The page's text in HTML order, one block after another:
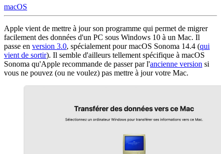
macOS
Apple vient de mettre à jour son programme qui permet de migrer
facilement des données d'un PC sous Windows 10 à un Mac. Il
passe en version 3.0, spécialement pour macOS Sonoma 14.4 (qui
vient de sortir). Il semble d'ailleurs tellement spécifique à macOS
Sonoma qu'Apple recommande de passer par l'ancienne version si
vous ne pouvez (ou ne voulez) pas mettre à jour votre Mac.